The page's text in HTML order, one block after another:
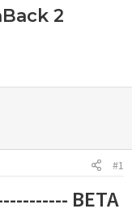
2
#1
BETA